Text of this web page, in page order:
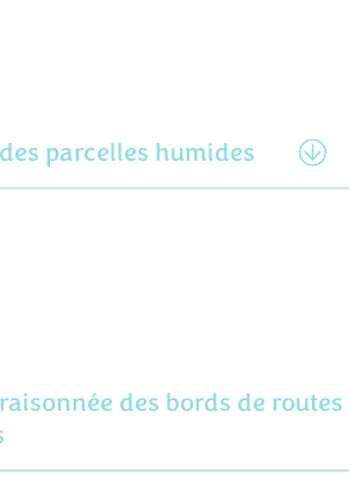
parcelles humides
des bords de routes